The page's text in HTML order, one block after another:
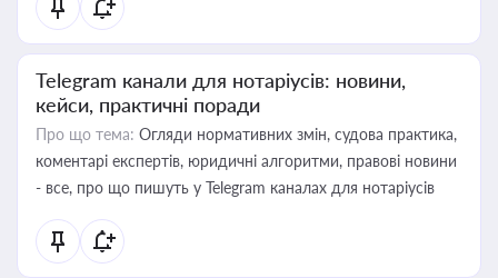
Telegram канали для нотаріусів: новини,
кейси, практичні поради
Про що тема: Огляди нормативних змін, судова практика,
коментарі експертів, юридичні алгоритми, правові новини
- все, про що пишуть у Telegram каналах для нотаріусів